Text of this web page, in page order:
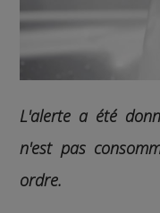
L'alerte a été
n'est pas
ordre.